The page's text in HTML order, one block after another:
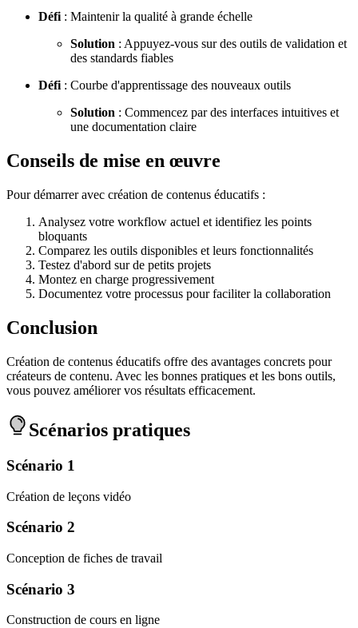
Défi : Maintenir la qualité à grande échelle
Solution : Appuyez-vous sur des outils de validation et
des standards fiables
Défi : Courbe d'apprentissage des nouveaux outils
Solution : Commencez par des interfaces intuitives et
une documentation claire
Conseils de mise en œuvre
Pour démarrer avec création de contenus éducatifs :
Analysez votre workflow actuel et identifiez les points
bloquants
Comparez les outils disponibles et leurs fonctionnalités
Testez d'abord sur de petits projets
Montez en charge progressivement
Documentez votre processus pour faciliter la collaboration
Conclusion
Création de contenus éducatifs offre des avantages concrets pour
créateurs de contenu. Avec les bonnes pratiques et les bons outils,
vous pouvez améliorer vos résultats efficacement.
Scénarios pratiques
Scénario 1
Création de leçons vidéo
Scénario 2
Conception de fiches de travail
Scénario 3
Construction de cours en ligne